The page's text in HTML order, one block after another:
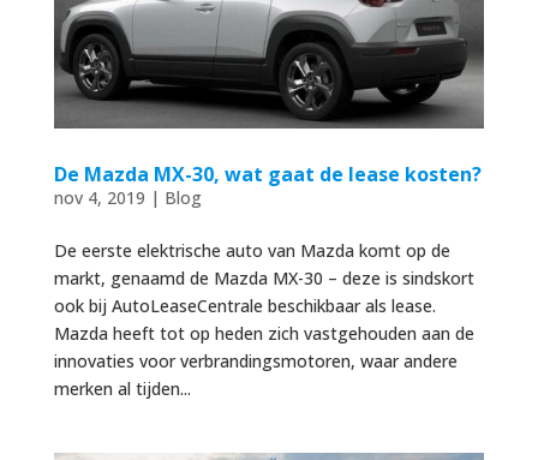
De Mazda MX-30, wat gaat de lease kosten?
nov 4, 2019 | Blog
De eerste elektrische auto van Mazda komt op de
markt, genaamd de Mazda MX-30 – deze is sindskort
ook bij AutoLeaseCentrale beschikbaar als lease.
Mazda heeft tot op heden zich vastgehouden aan de
innovaties voor verbrandingsmotoren, waar andere
merken al tijden...